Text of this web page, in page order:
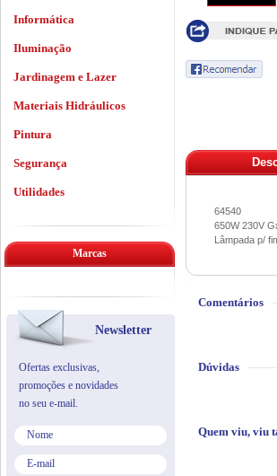
64540
650W 230V
Lâmpada p/
Comentários
Dúvidas
Quem viu, viu
Informática
Iluminação
Jardinagem e Lazer
Materiais Hidráulicos
Pintura
Segurança
Utilidades
Marcas
Newsletter
Ofertas exclusivas,
promoções e novidades
no seu e-mail.